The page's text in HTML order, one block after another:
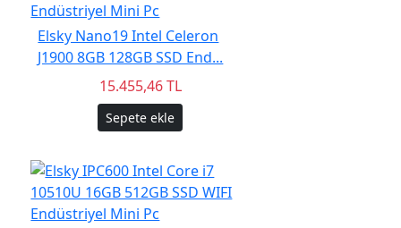
Elsky Nano19 Intel Celeron
J1900 8GB 128GB SSD End...
15.455,46 TL
Sepete ekle